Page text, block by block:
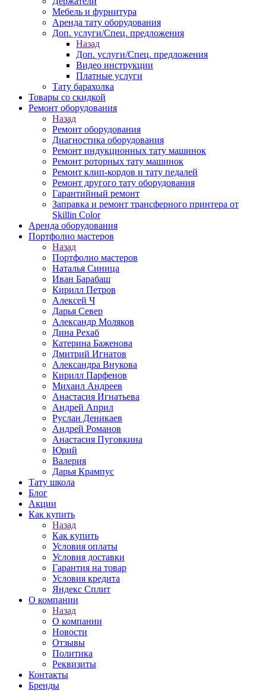
Мебель и фурнитура
Аренда тату оборудования
Доп. услуги/Спец. предложения
Назад
Доп. услуги/Спец. предложения
Видео инструкции
Платные услуги
Тату барахолка
Товары со скидкой
Ремонт оборудования
Назад
Ремонт оборудования
Диагностика оборудования
Ремонт индукционных тату машинок
Ремонт роторных тату машинок
Ремонт клип-кордов и тату педалей
Ремонт другого тату оборудования
Гарантийный ремонт
Заправка и ремонт трансферного принтера от
Skillin Color
Аренда оборудования
Портфолио мастеров
Назад
Портфолио мастеров
Наталья Синица
Иван Барабаш
Кирилл Петров
Алексей Ч
Дарья Север
Александр Моляков
Дина Рехаб
Катерина Баженова
Дмитрий Игнатов
Александра Внукова
Кирилл Парфенов
Михаил Андреев
Анастасия Игнатьева
Андрей Април
Руслан Деникаев
Андрей Романов
Анастасия Пуговкина
Юрий
Валерия
Дарья Крампус
Тату школа
Блог
Акции
Как купить
Назад
Как купить
Условия оплаты
Условия доставки
Гарантия на товар
Условия кредита
Яндекс Сплит
О компании
Назад
О компании
Новости
Отзывы
Политика
Реквизиты
Контакты
Бренды